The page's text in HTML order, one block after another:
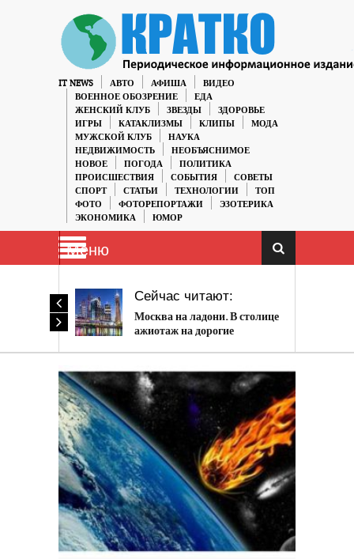
IT NEWS АВТО АФИША
ВИДЕО
ВОЕННОЕ ОБОЗРЕНИЕ
ЕДА
ЖЕНСКИЙ КЛУБ
ЗВЕЗДЫ
ЗДОРОВЬЕ
ИГРЫ
КАТАКЛИЗМЫ КЛИПЫ
МОДА
МУЖСКОЙ КЛУБ
НАУКА
НЕДВИЖИМОСТЬ
НЕОБЪЯСНИМОЕ
НОВОЕ
ПОГОДА
ПОЛИТИКА
ПРОИСШЕСТВИЯ
СОБЫТИЯ
СОВЕТЫ
СПОРТ
СТАТЬИ ТЕХНОЛОГИИ
ТОП
ФОТО
ФОТОРЕПОРТАЖИ
ЭЗОТЕРИКА
ЭКОНОМИКА
ЮМОР
Меню
Сейчас читают:
Москва на ладони. В столице
ажиотаж на дорогие